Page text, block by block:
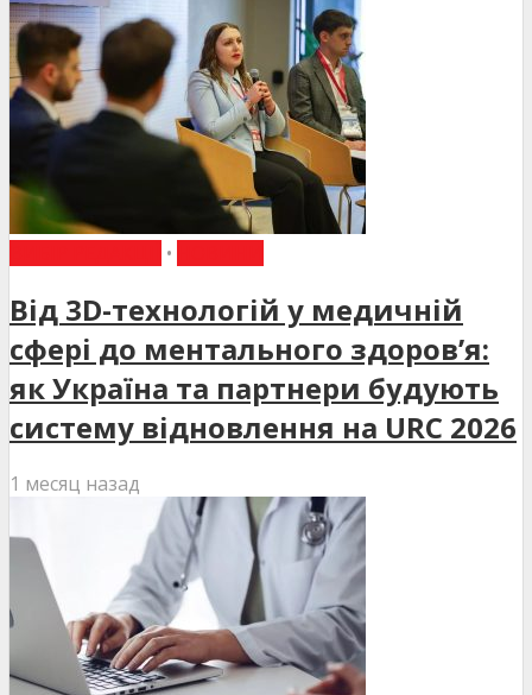
•
Від 3D-технологій у медичній
сфері до ментального здоров’я:
як Україна та партнери будують
систему відновлення на URC 2026
1 месяц назад